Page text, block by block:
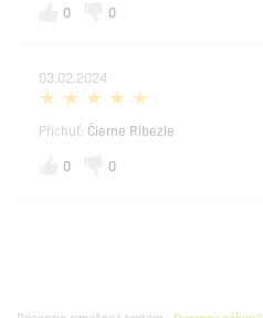
0 0
03.02.2024
Příchuť: Čierne Ríbezle
0
0